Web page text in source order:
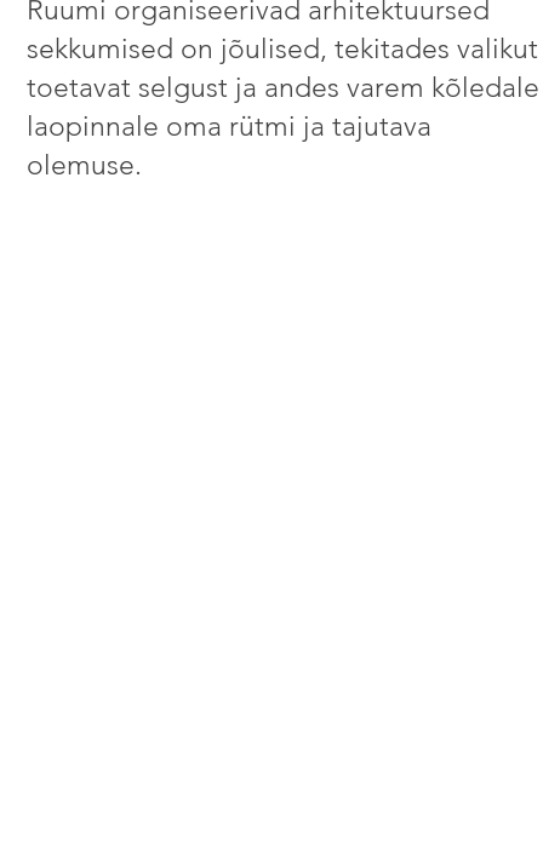
Ruumi organiseerivad arhitektuursed
sekkumised on jõulised, tekitades valikut
toetavat selgust ja andes varem kõledale
laopinnale oma rütmi ja tajutava
olemuse.